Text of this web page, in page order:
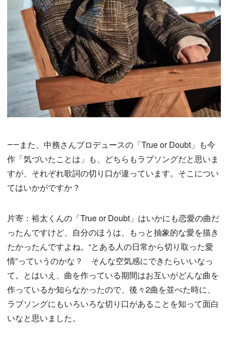
――また、中務さんプロデュースの「True or Doubt」も今
作「気づいたことは」も、どちらもラブソングだと思いま
すが、それぞれ歌詞の切り口が違っています。そこについ
てはいかがですか？
片寄：裕太くんの「True or Doubt」はいかにも恋愛の曲だ
ったんですけど、自分のほうは、もっと抽象的な愛を描き
たかったんですよね。“とある人の日常から切り取った愛
情”っていうのかな？ そんな空気感にできたらいいなっ
て。とはいえ、曲を作っている期間はお互いがどんな曲を
作っているか知らなかったので、後々2曲を並べた時に、
ラブソングにもいろいろな切り口があることを知って面白
いなと思いました。